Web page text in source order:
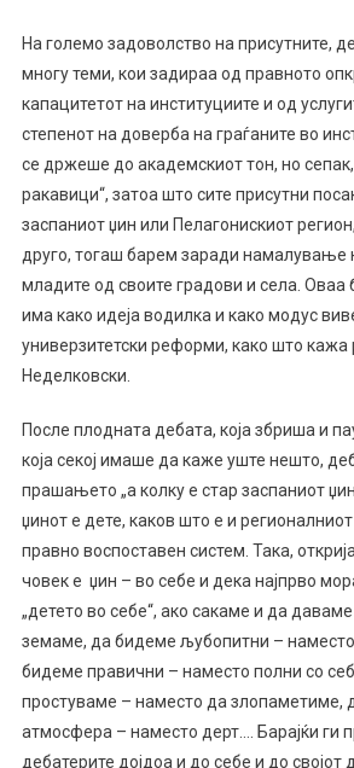
На големо задоволство на присутните,
многу теми, кои задираа од правното
капацитетот на институциите и од
степенот на доверба на граѓаните во
се држеше до академскиот тон, но
ракавици“, затоа што сите присутни
заспаниот џин или Пелагонискиот
друго, тогаш барем заради намалување
младите од своите градови и села. Оваа
има како идеја водилка и како модус
универзитетски реформи, како што кажа
Неделковски.
После плодната дебата, која збриша и
која секој имаше да каже уште нешто,
прашањето „а колку е стар заспаниот
џинот е дете, каков што е и
правно воспоставен систем. Така,
човек е џин – во себе и дека најпрво
„детето во себе“, ако сакаме и да
земаме, да бидеме љубопитни –
бидеме правични – наместо полни со
простуваме – наместо да злопаметиме,
атмосфера – наместо дерт…. Барајќи ги
дебатерите дојдоа и до себе и до